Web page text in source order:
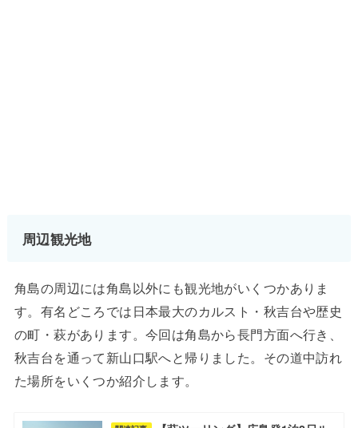
周辺観光地
角島の周辺には角島以外にも観光地がいくつかありま
す。有名どころでは日本最大のカルスト・秋吉台や歴史
の町・萩があります。今回は角島から長門方面へ行き、
秋吉台を通って新山口駅へと帰りました。その道中訪れ
た場所をいくつか紹介します。